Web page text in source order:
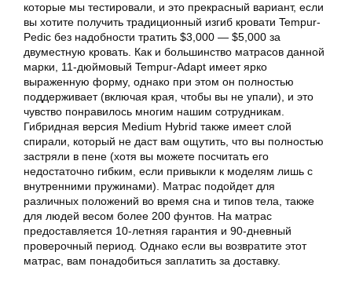
которые мы тестировали, и это прекрасный вариант, если
вы хотите получить традиционный изгиб кровати Tempur-
Pedic без надобности тратить $3,000 — $5,000 за
двуместную кровать. Как и большинство матрасов данной
марки, 11-дюймовый Tempur-Adapt имеет ярко
выраженную форму, однако при этом он полностью
поддерживает (включая края, чтобы вы не упали), и это
чувство понравилось многим нашим сотрудникам.
Гибридная версия Medium Hybrid также имеет слой
спирали, который не даст вам ощутить, что вы полностью
застряли в пене (хотя вы можете посчитать его
недостаточно гибким, если привыкли к моделям лишь с
внутренними пружинами). Матрас подойдет для
различных положений во время сна и типов тела, также
для людей весом более 200 фунтов. На матрас
предоставляется 10-летняя гарантия и 90-дневный
проверочный период. Однако если вы возвратите этот
матрас, вам понадобиться заплатить за доставку.